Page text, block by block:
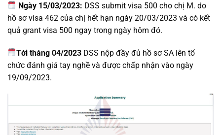
Ngày 15/03/2023: DSS submit visa 500 cho chị M. do
hồ sơ visa 462 của chị hết hạn ngày 20/03/2023 và có kết
quả grant visa 500 ngay trong ngày hôm đó.
Tới tháng 04/2023 DSS nộp đầy đủ hồ sơ SA lên tổ
chức đánh giá tay nghề và được chấp nhận vào ngày
19/09/2023.